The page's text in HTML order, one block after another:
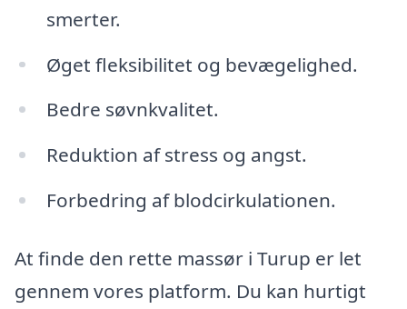
smerter.
Øget fleksibilitet og bevægelighed.
Bedre søvnkvalitet.
Reduktion af stress og angst.
Forbedring af blodcirkulationen.
At finde den rette massør i Turup er let
gennem vores platform. Du kan hurtigt